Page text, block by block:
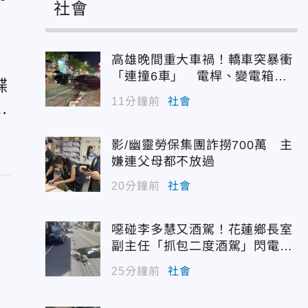
社會
高雄晚間重大車禍！轎車突暴衝
「連撞6車」 電桿、變電箱全
遭殃
11分鐘前 社會
影/幽靈勞保集團詐撈700萬 主
嫌連父母都不放過
20分鐘前 社會
噁碰李多慧又酒駕！花蓮鄉長室
副主任「抓包二度酒駕」閃電請
25分鐘前 社會